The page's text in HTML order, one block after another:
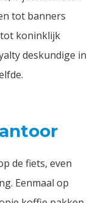
tot banners
koninklijk
deskundige in
de fiets, even
Eenmaal op